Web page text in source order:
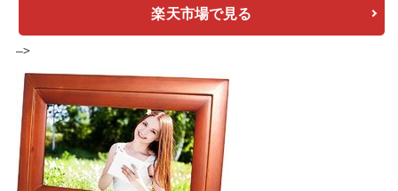
楽天市場で見る
–>